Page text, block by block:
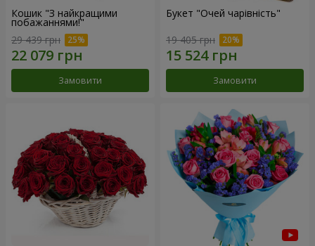
Кошик "З найкращими
побажаннями!"
29 439 грн
Замовити
Букет "Очей чарівність"
19 405 грн
Замовити